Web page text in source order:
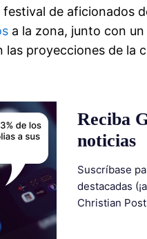
festival de aficionados
a la zona, junto con
las proyecciones de la
Reciba
noticias
Suscríbase
destacadas
Christian